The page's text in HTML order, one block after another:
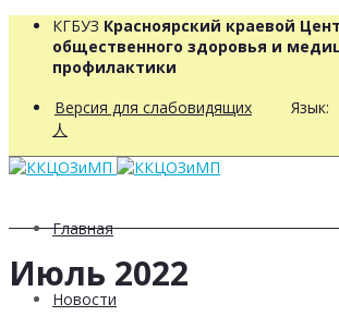
КГБУЗ Красноярский краевой
общественного здоровья и
профилактики
Версия для слабовидящих Язык:
人
Главная
Новости
Июль 2022